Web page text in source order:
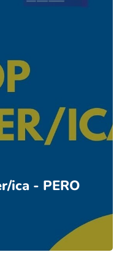
ica - PERO